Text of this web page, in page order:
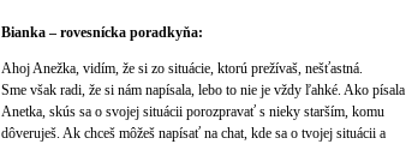
Bianka – rovesnícka poradkyňa:
Ahoj Anežka, vidím, že si zo situácie, ktorú prežívaš, nešťastná.
Sme však radi, že si nám napísala, lebo to nie je vždy ľahké. Ako písala
Anetka, skús sa o svojej situácii porozpravať s nieky starším, komu
dôveruješ. Ak chceš môžeš napísať na chat, kde sa o tvojej situácii a